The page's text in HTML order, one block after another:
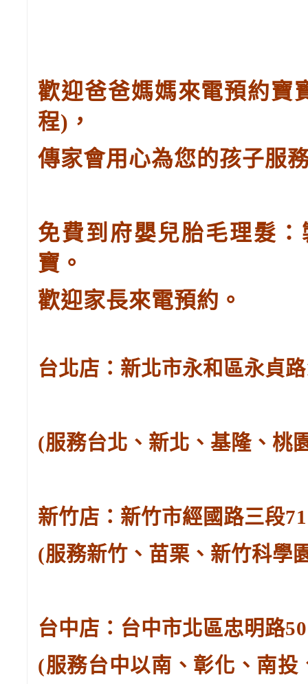
歡迎爸爸媽媽來電預約寶
程) ，
傳家會用心為您的孩子服
免費到府嬰兒胎毛理髮
寶。
歡迎家長來電預約。
台北店：新北市永和區永貞
(服務台北、新北、基隆、桃
新竹店：新竹市經國路三段
(服務新竹、苗栗、新竹科學
台中店：台中市北區忠明路
(服務台中以南、彰化、南